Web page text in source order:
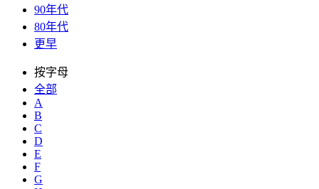
90年代
80年代
更早
按字母
全部
A
B
C
D
E
F
G